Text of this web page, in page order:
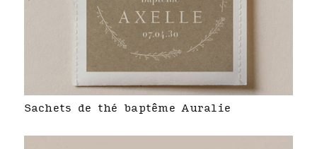
Sachets de thé baptême Auralie